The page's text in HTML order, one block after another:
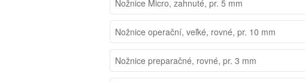
Nožnice Micro, zahnuté, pr. 5 mm
Nožnice operační, veľké, rovné, pr. 10 mm
Nožnice preparačné, rovné, pr. 3 mm